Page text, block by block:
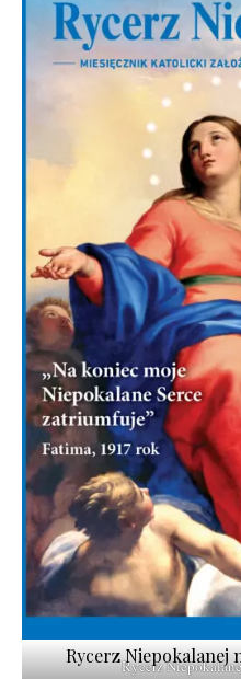
Rycerz
Rycerz Niepokalanej